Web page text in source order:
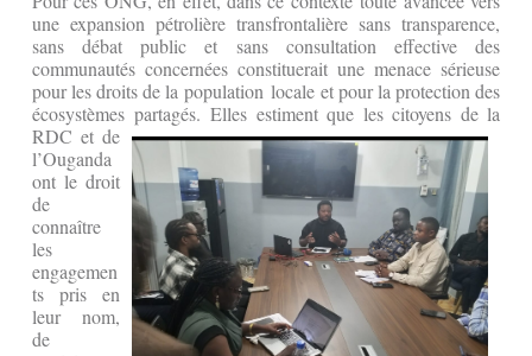
une expansion pétrolière transfrontalière sans transparence,
sans débat public et sans consultation effective des
communautés concernées constituerait une menace sérieuse
pour les droits de la population locale et pour la protection des
écosystèmes partagés. Elles estiment que les citoyens de la
RDC et de
l’Ouganda
ont le droit
de
connaître
les
engagemen
ts pris en
leur nom,
de